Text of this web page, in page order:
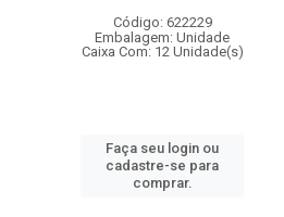
Código: 622229
Embalagem: Unidade
Caixa Com: 12 Unidade(s)
Faça seu login ou
cadastre-se para
comprar.